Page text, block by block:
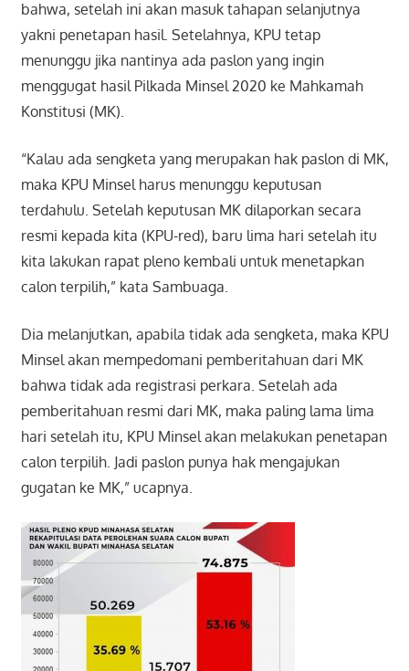
bahwa, setelah ini akan masuk tahapan selanjutnya
yakni penetapan hasil. Setelahnya, KPU tetap
menunggu jika nantinya ada paslon yang ingin
menggugat hasil Pilkada Minsel 2020 ke Mahkamah
Konstitusi (MK).
“Kalau ada sengketa yang merupakan hak paslon di MK,
maka KPU Minsel harus menunggu keputusan
terdahulu. Setelah keputusan MK dilaporkan secara
resmi kepada kita (KPU-red), baru lima hari setelah itu
kita lakukan rapat pleno kembali untuk menetapkan
calon terpilih,” kata Sambuaga.
Dia melanjutkan, apabila tidak ada sengketa, maka KPU
Minsel akan mempedomani pemberitahuan dari MK
bahwa tidak ada registrasi perkara. Setelah ada
pemberitahuan resmi dari MK, maka paling lama lima
hari setelah itu, KPU Minsel akan melakukan penetapan
calon terpilih. Jadi paslon punya hak mengajukan
gugatan ke MK,” ucapnya.